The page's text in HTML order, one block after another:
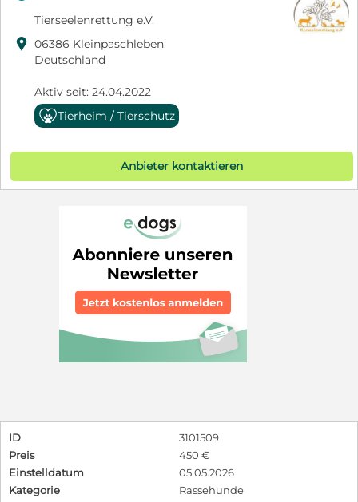
Tierseelenrettung e.V.
 06386 Kleinpaschleben
Deutschland
Aktiv seit: 24.04.2022
Tierheim / Tierschutz
Anbieter kontaktieren
ID
3101509
Preis
450 €
Einstelldatum
05.05.2026
Kategorie
Rassehunde